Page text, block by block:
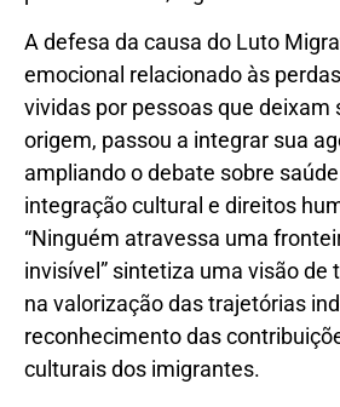
A defesa da causa do Luto
emocional relacionado às
vividas por pessoas que deixam
origem, passou a integrar sua
ampliando o debate sobre
integração cultural e direitos
“Ninguém atravessa uma
invisível” sintetiza uma visão de
na valorização das trajetórias
reconhecimento das
culturais dos imigrantes.